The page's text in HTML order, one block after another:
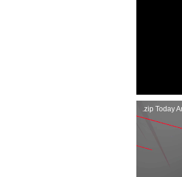
.zip Today